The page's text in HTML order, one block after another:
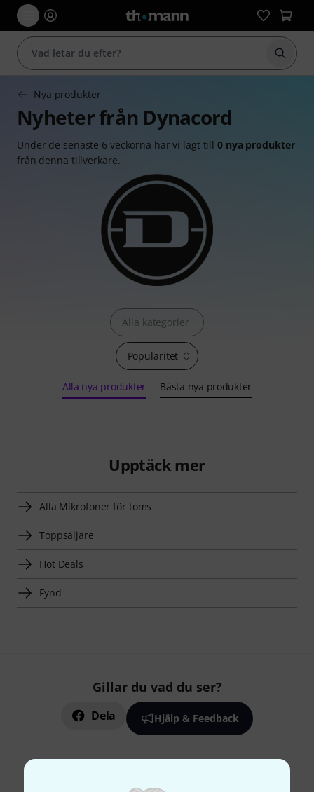
Börja
Nya produkter
Nyheter från Dynacord
Under de senaste 6 veckorna har vi lagt till0 nya produkter
från denna tillverkare.
Popularitet
Alla kategorier
Alla nya produkter Bästa nya produkter
Upptäck mer
Alla Mikrofoner för toms
Toppsäljare
Hot Deals
Fynd
Gillar du vad du ser?
Dela Hjälp & Feedback